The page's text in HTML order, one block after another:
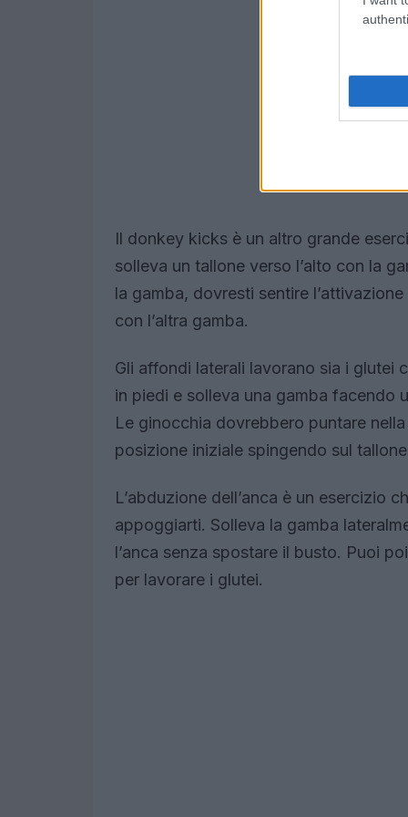
Il donkey kicks è un altro grande
solleva un tallone verso l’alto con la
la gamba, dovresti sentire
con l’altra gamba.
Gli affondi laterali lavorano sia i glutei
in piedi e solleva una gamba facendo
Le ginocchia dovrebbero puntare
posizione iniziale spingendo sul
L’abduzione dell’anca è un esercizio
appoggiarti. Solleva la gamba
l’anca senza spostare il busto. Puoi
per lavorare i glutei.